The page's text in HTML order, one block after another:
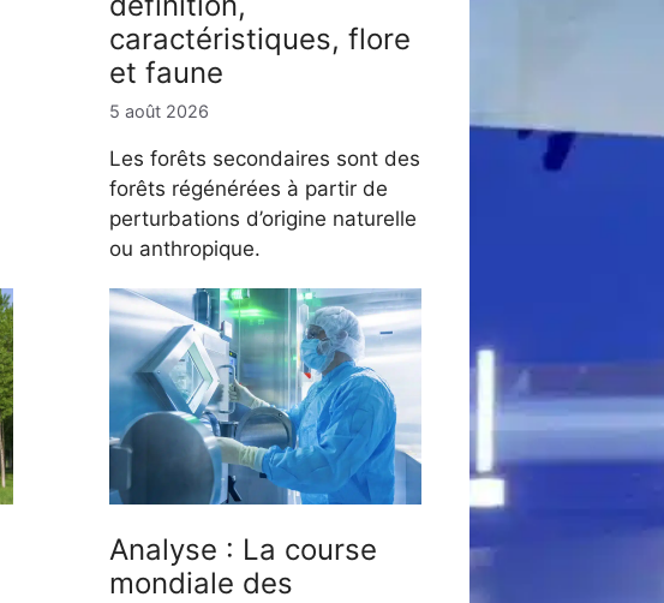
caractéristiques, flore
et faune
5 août 2026
Les forêts secondaires sont des
forêts régénérées à partir de
perturbations d’origine naturelle
ou anthropique.
Analyse : La course
mondiale des